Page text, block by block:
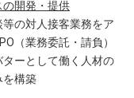
開発・提供
の対人接客業務をア
（業務委託・請負）
ーとして働く人材の
を構築